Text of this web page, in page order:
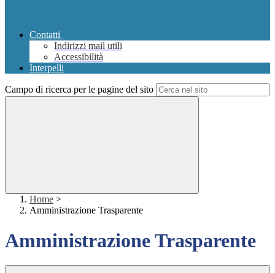
Contatti
Indirizzi mail utili
Accessibilità
Interpelli
Campo di ricerca per le pagine del sito
Home >
Amministrazione Trasparente
Amministrazione Trasparente